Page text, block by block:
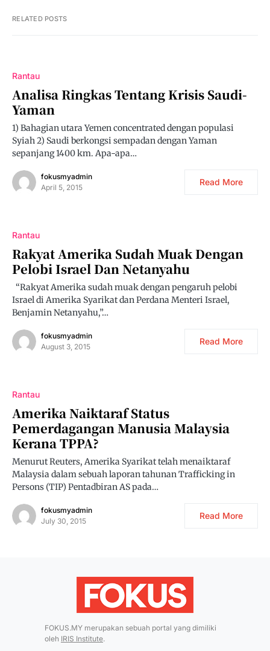
RELATED POSTS
Rantau
Analisa Ringkas Tentang Krisis Saudi-
Yaman
1) Bahagian utara Yemen concentrated dengan populasi
Syiah 2) Saudi berkongsi sempadan dengan Yaman
sepanjang 1400 km. Apa-apa…
fokusmyadmin
April 5, 2015
Read More
Rantau
Rakyat Amerika Sudah Muak Dengan
Pelobi Israel Dan Netanyahu
“Rakyat Amerika sudah muak dengan pengaruh pelobi
Israel di Amerika Syarikat dan Perdana Menteri Israel,
Benjamin Netanyahu,”…
fokusmyadmin
August 3, 2015
Read More
Rantau
Amerika Naiktaraf Status
Pemerdagangan Manusia Malaysia
Kerana TPPA?
Menurut Reuters, Amerika Syarikat telah menaiktaraf
Malaysia dalam sebuah laporan tahunan Trafficking in
Persons (TIP) Pentadbiran AS pada…
fokusmyadmin
July 30, 2015
Read More
FOKUS.MY merupakan sebuah portal yang dimiliki
oleh IRIS Institute.